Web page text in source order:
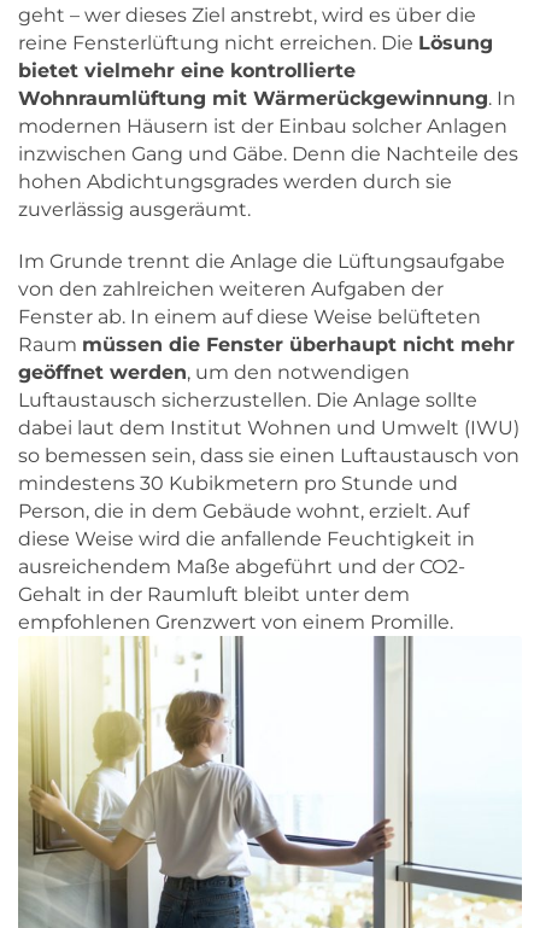
geht – wer dieses Ziel anstrebt, wird es über die
reine Fensterlüftung nicht erreichen. Die Lösung
bietet vielmehr eine kontrollierte
Wohnraumlüftung mit Wärmerückgewinnung. In
modernen Häusern ist der Einbau solcher Anlagen
inzwischen Gang und Gäbe. Denn die Nachteile des
hohen Abdichtungsgrades werden durch sie
zuverlässig ausgeräumt.
Im Grunde trennt die Anlage die Lüftungsaufgabe
von den zahlreichen weiteren Aufgaben der
Fenster ab. In einem auf diese Weise belüfteten
Raum müssen die Fenster überhaupt nicht mehr
geöffnet werden, um den notwendigen
Luftaustausch sicherzustellen. Die Anlage sollte
dabei laut dem Institut Wohnen und Umwelt (IWU)
so bemessen sein, dass sie einen Luftaustausch von
mindestens 30 Kubikmetern pro Stunde und
Person, die in dem Gebäude wohnt, erzielt. Auf
diese Weise wird die anfallende Feuchtigkeit in
ausreichendem Maße abgeführt und der CO2-
Gehalt in der Raumluft bleibt unter dem
empfohlenen Grenzwert von einem Promille.